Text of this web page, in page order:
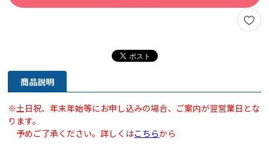
商品説明
※土日祝、年末年始等にお申し込みの場合、ご案内が翌営業日とな
ります。
予めご了承ください。詳しくはこちらから